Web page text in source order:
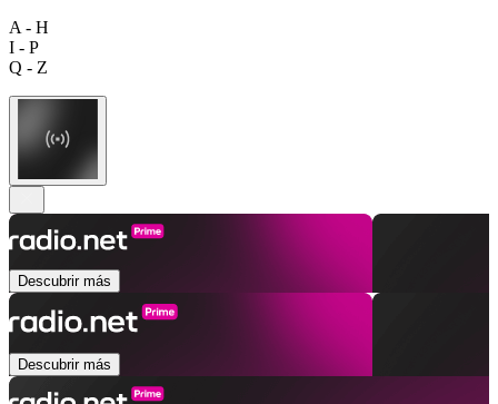
A - H
I - P
Q - Z
Descubrir más
Descubrir más